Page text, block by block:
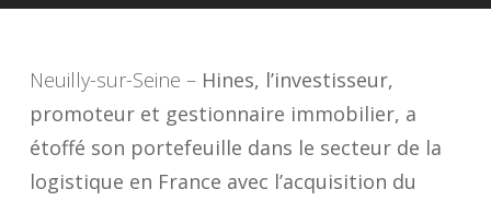
Neuilly-sur-Seine – Hines, l’investisseur,
promoteur et gestionnaire immobilier, a
étoffé son portefeuille dans le secteur de la
logistique en France avec l’acquisition du